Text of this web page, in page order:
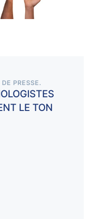
PRESSE.
LE TON